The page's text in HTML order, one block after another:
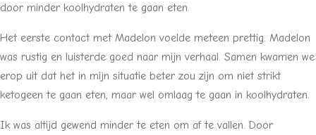
door minder koolhydraten te gaan eten.
Het eerste contact met Madelon voelde meteen prettig. Madelon
was rustig en luisterde goed naar mijn verhaal. Samen kwamen we
erop uit dat het in mijn situatie beter zou zijn om niet strikt
ketogeen te gaan eten, maar wel omlaag te gaan in koolhydraten.
Ik was altijd gewend minder te eten om af te vallen. Door